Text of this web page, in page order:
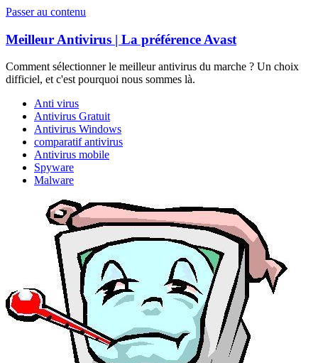
Passer au contenu
Meilleur Antivirus | La préférence Avast
Comment sélectionner le meilleur antivirus du marche ? Un choix
difficiel, et c'est pourquoi nous sommes là.
Anti virus
Antivirus Gratuit
Antivirus Windows
comparatif antivirus
Antivirus mobile
Spyware
Malware